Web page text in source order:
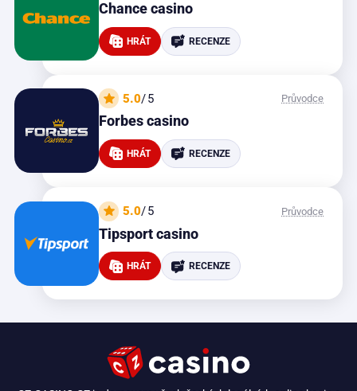
Chance casino
HRÁT RECENZE
5.0/5 Průvodce
Forbes casino
HRÁT RECENZE
5.0/5 Průvodce
Tipsport casino
HRÁT RECENZE